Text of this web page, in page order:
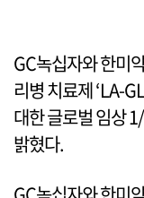
GC녹십자와 한미
리병 치료제 ‘LA-
대한 글로벌 임상
밝혔다.